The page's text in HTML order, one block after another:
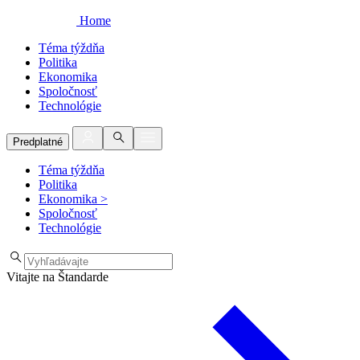
Home
Téma týždňa
Politika
Ekonomika
Spoločnosť
Technológie
Predplatné
Téma týždňa
Politika
Ekonomika >
Spoločnosť
Technológie
Vitajte na Štandarde